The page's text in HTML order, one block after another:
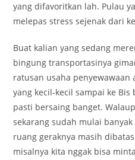
yang difavoritkan lah. Pulau
melepas stress sejenak dari
Buat kalian yang sedang
bingung transportasinya
ratusan usaha
yang kecil-kecil sampai ke
pasti bersaing banget.
sekarang sudah mulai
ruang geraknya masih
misalnya kita nggak bisa